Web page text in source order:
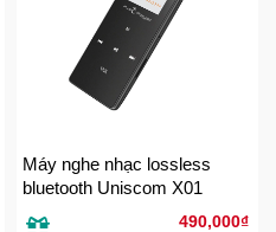
Máy nghe nhạc lossless
bluetooth Uniscom X01
490,000₫